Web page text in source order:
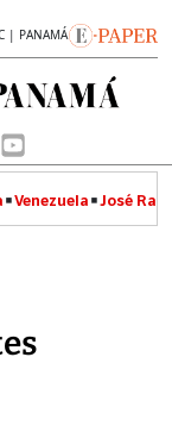
| PANAMÁ
Venezuela José